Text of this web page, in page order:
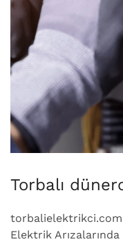
Torbalı
Elektrik